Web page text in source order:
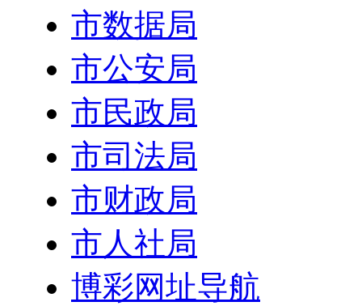
市数据局
市公安局
市民政局
市司法局
市财政局
市人社局
博彩网址导航